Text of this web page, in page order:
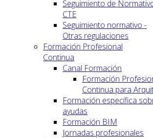
Seguimiento de
CTE
Seguimiento normativo -
Otras regulaciones
Formación Profesional
Continua
Canal Formación
Formación
Continua para
Formación específica
ayudas
Formación BIM
Jornadas profesionales